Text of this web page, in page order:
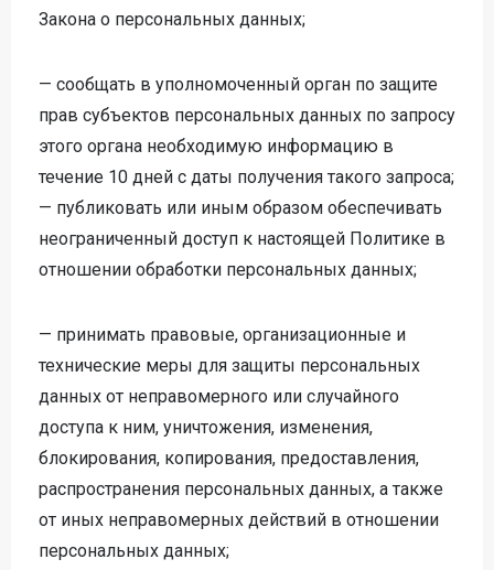
Закона о персональных данных;
— сообщать в уполномоченный орган по защите
прав субъектов персональных данных по запросу
этого органа необходимую информацию в
течение 10 дней с даты получения такого запроса;
— публиковать или иным образом обеспечивать
неограниченный доступ к настоящей Политике в
отношении обработки персональных данных;
— принимать правовые, организационные и
технические меры для защиты персональных
данных от неправомерного или случайного
доступа к ним, уничтожения, изменения,
блокирования, копирования, предоставления,
распространения персональных данных, а также
от иных неправомерных действий в отношении
персональных данных;